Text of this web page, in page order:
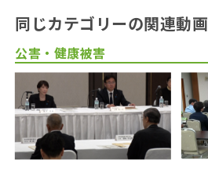
同じカテゴリーの関連動画
公害・健康被害